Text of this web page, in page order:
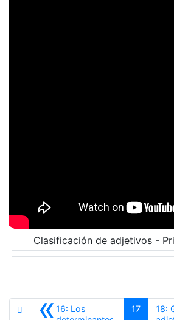
Clasificación de adjetivos -
«16: Los
17
18: